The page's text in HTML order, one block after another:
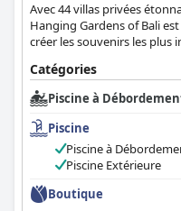
Avec 44 villas privées
Hanging Gardens of Bali
créer les souvenirs les plus
surprenantes et d'une
de l'hospitalité balinaise à
Catégories
Piscine à
Piscine
Piscine à
Piscine Extérieure
Boutique